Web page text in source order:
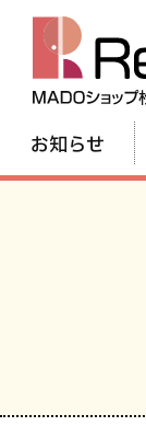
お知らせ